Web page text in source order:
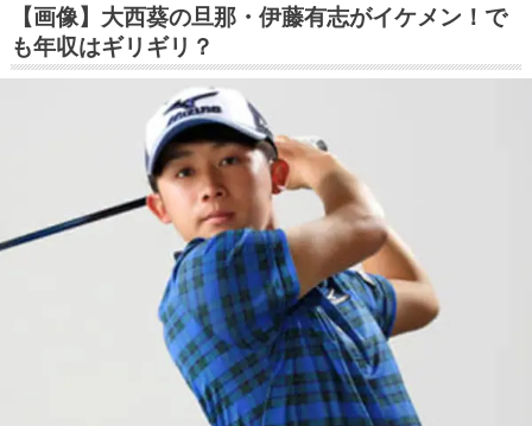
【画像】大西葵の旦那・伊藤有志がイケメン！で
も年収はギリギリ？